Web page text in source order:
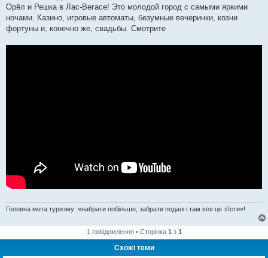
Орёл и Решка в Лас-Вегасе! Это молодой город с самыми яркими
ночами. Казино, игровые автоматы, безумные вечеринки, козни
фортуны и, конечно же, свадьбы. Смотрите
Головна мета туризму: «набрати побільше, забрати подалі і там все це з'їсти»!
1 повідомлення • Сторінка 1 з 1
Схожі теми